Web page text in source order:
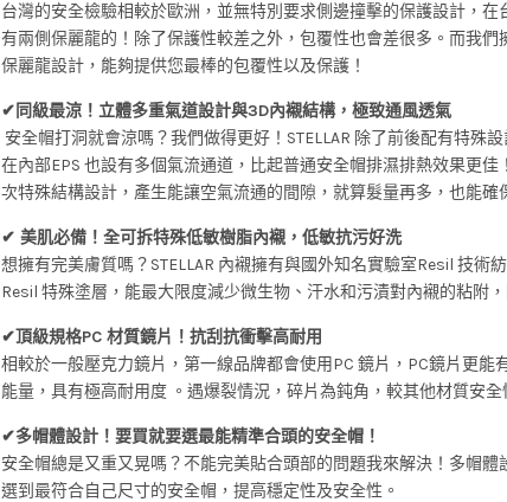
台灣的安全檢驗相較於歐洲，並無特別要求側邊撞擊的保護設計，在
有兩側保麗龍的！除了保護性較差之外，包覆性也會差很多。而我們
保麗龍設計，能夠提供您最棒的包覆性以及保護！
✔同級最涼！立體多重氣道設計與3D內襯結構，極致通風透氣
安全帽打洞就會涼嗎？我們做得更好！STELLAR 除了前後配有特殊
在內部EPS 也設有多個氣流通道，比起普通安全帽排濕排熱效果更佳
次特殊結構設計，產生能讓空氣流通的間隙，就算髮量再多，也能確
✔ 美肌必備！全可拆特殊低敏樹脂內襯，低敏抗污好洗
想擁有完美膚質嗎？STELLAR 內襯擁有與國外知名實驗室Resil 技術
Resil 特殊塗層，能最大限度減少微生物、汗水和污漬對內襯的粘附，
✔頂級規格PC 材質鏡片！抗刮抗衝擊高耐用
相較於一般壓克力鏡片，第一線品牌都會使用PC 鏡片，PC鏡片更能
能量，具有極高耐用度 。遇爆裂情況，碎片為鈍角，較其他材質安全
✔多帽體設計！要買就要選最能精準合頭的安全帽！
安全帽總是又重又晃嗎？不能完美貼合頭部的問題我來解決！多帽體
選到最符合自己尺寸的安全帽，提高穩定性及安全性。